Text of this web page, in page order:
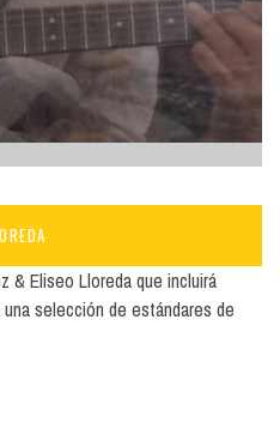
& Eliseo Lloreda que incluirá
selección de estándares de